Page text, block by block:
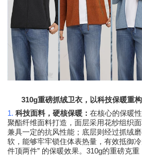
310g重磅抓绒卫衣，以科技保暖重
1. 科技面料，硬核保暖： 在核心的保暖
聚酯纤维面料打造，面层采用花纱组织
兼具一定的抗风性能；底层则经过抓绒
软，能够牢牢锁住体表热量，有效抵御
件顶两件” 的保暖效果。 310g的重磅克重